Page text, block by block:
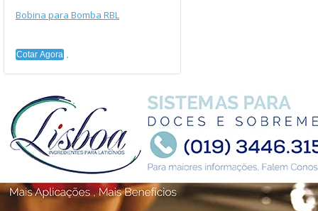
Bobina para Bomba RBL
Cotar Agora